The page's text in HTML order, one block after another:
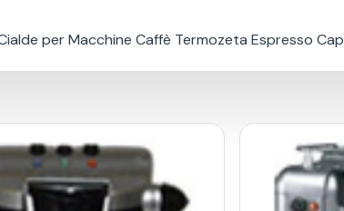
per Macchine Caffè Termozeta Espresso Cap